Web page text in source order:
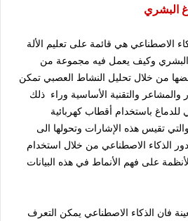
البشري
الاصطناعي هي قائمة على تعليم الألة
البشري وكيف يعمل فيه مجموعة من
من خلال تحليل النشاط العصبي تمكن
والتقنية الأساسية وراء ذلك
باستخدام أقطاب كهربائية
تقيس هذه الإشارات وتحولها الى
دور الذكاء الاصطناعي من خلال استخدام
على فهم الأنماط في هذه البيانات
فان الذكاء الاصطناعي يمكن التعرف